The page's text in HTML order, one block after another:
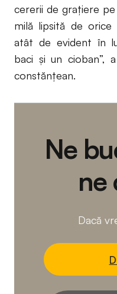
cererii de grațiere
milă lipsită de
atât de evident în
baci și un cioban”,
constănțean.
Ne
ne
Dacă